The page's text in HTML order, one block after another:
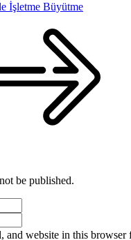
İşletme Büyütme
be published.
and website in this browser